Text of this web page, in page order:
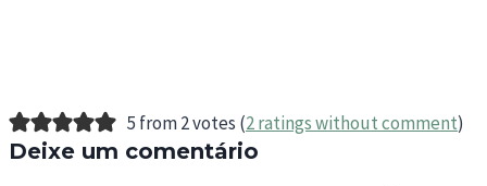
5 from 2 votes (2 ratings without comment)
Deixe um comentário